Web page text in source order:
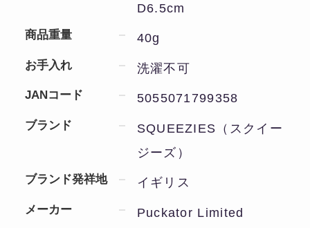
D6.5cm
商品重量 40g
お手入れ 洗濯不可
JANコード 5055071799358
ブランド
SQUEEZIES（スクイー
ジーズ）
ブランド発祥地 イギリス
メーカー Puckator Limited